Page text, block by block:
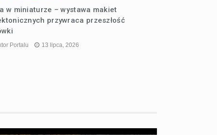
w miniaturze – wystawa makiet
przywraca przeszłość
Portalu 13 lipca, 2026